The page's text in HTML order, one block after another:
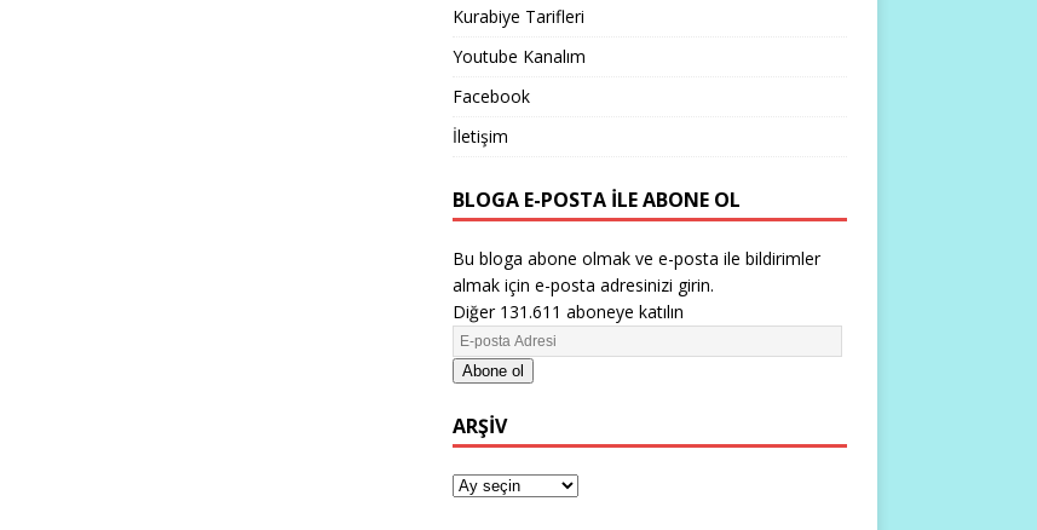
Kurabiye Tarifleri
Youtube Kanalım
Facebook
İletişim
BLOGA E-POSTA ILE ABONE OL
Bu bloga abone olmak ve e-posta ile bildirimler
almak için e-posta adresinizi girin.
Diğer 131.611 aboneye katılın
Abone ol
ARŞIV